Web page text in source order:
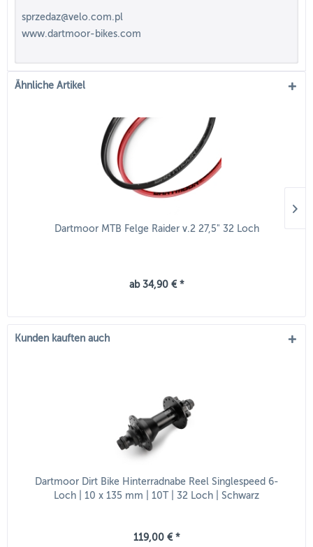
sprzedaz@velo.com.pl
www.dartmoor-bikes.com
Ähnliche Artikel
Dartmoor MTB Felge Raider v.2 27,5" 32 Loch
ab 34,90 € *
Kunden kauften auch
Dartmoor Dirt Bike Hinterradnabe Reel Singlespeed 6-
Loch | 10 x 135 mm | 10T | 32 Loch | Schwarz
119,00 € *